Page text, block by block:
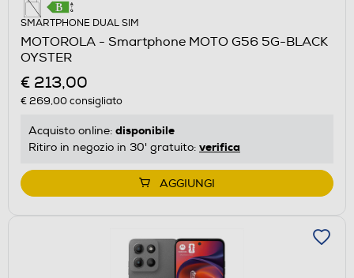
SMARTPHONE DUAL SIM
MOTOROLA - Smartphone MOTO G56 5G-BLACK
OYSTER
€ 213,00
€ 269,00consigliato
Acquisto online: disponibile
Ritiro in negozio in 30' gratuito: verifica
AGGIUNGI